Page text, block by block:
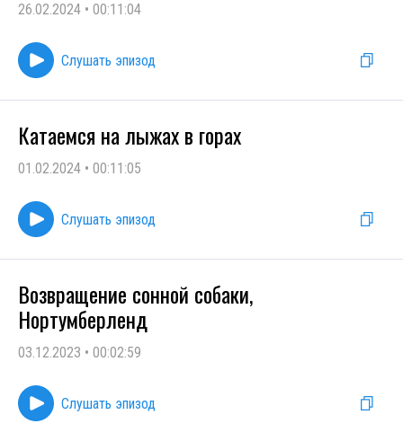
26.02.2024 • 00:11:04
Слушать эпизод
Катаемся на лыжах в горах
01.02.2024 • 00:11:05
Слушать эпизод
Возвращение сонной собаки,
Нортумберленд
03.12.2023 • 00:02:59
Слушать эпизод